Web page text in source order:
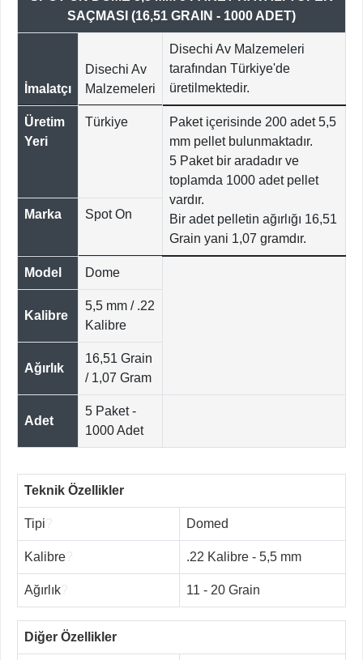
SAÇMASI (16,51 GRAIN - 1000 ADET)
İmalatçı
Disechi Av
Malzemeleri
Disechi Av Malzemeleri
tarafından Türkiye'de
üretilmektedir.
Üretim
Yeri
Türkiye
Paket içerisinde 200 adet 5,5
mm pellet bulunmaktadır.
5 Paket bir aradadır ve
toplamda 1000 adet pellet
vardır.
Bir adet pelletin ağırlığı 16,51
Grain yani 1,07 gramdır.
Marka Spot On
Model Dome
Kalibre
5,5 mm / .22
Kalibre
Ağırlık
16,51 Grain
/ 1,07 Gram
Adet
5 Paket -
1000 Adet
Teknik Özellikler
Tipi Domed
Kalibre .22 Kalibre - 5,5 mm
Ağırlık 11 - 20 Grain
Diğer Özellikler